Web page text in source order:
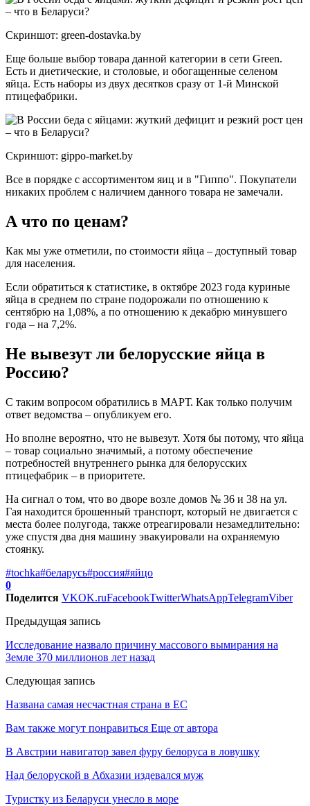
Скриншот: green-dostavka.by
Еще больше выбор товара данной категории в сети Green.
Есть и диетические, и столовые, и обогащенные селеном
яйца. Есть наборы из двух десятков сразу от 1-й Минской
птицефабрики.
Скриншот: gippo-market.by
Все в порядке с ассортиментом яиц и в "Гиппо". Покупатели
никаких проблем с наличием данного товара не замечали.
А что по ценам?
Как мы уже отметили, по стоимости яйца – доступный товар
для населения.
Если обратиться к статистике, в октябре 2023 года куриные
яйца в среднем по стране подорожали по отношению к
сентябрю на 1,08%, а по отношению к декабрю минувшего
года – на 7,2%.
Не вывезут ли белорусские яйца в
Россию?
С таким вопросом обратились в МАРТ. Как только получим
ответ ведомства – опубликуем его.
Но вполне вероятно, что не вывезут. Хотя бы потому, что яйца
– товар социально значимый, а потому обеспечение
потребностей внутреннего рынка для белорусских
птицефабрик – в приоритете.
На сигнал о том, что во дворе возле домов № 36 и 38 на ул.
Гая находится брошенный транспорт, который не двигается с
места более полугода, также отреагировали незамедлительно:
уже спустя два дня машину эвакуировали на охраняемую
стоянку.
#tochka#беларусь#россия#яйцо
0
Поделится VKOK.ruFacebookTwitterWhatsAppTelegramViber
Предыдущая запись
Исследование назвало причину массового вымирания на
Земле 370 миллионов лет назад
Следующая запись
Названа самая несчастная страна в ЕС
Вам также могут понравиться Еще от автора
В Австрии навигатор завел фуру белоруса в ловушку
Над белоруской в Абхазии издевался муж
Туристку из Беларуси унесло в море